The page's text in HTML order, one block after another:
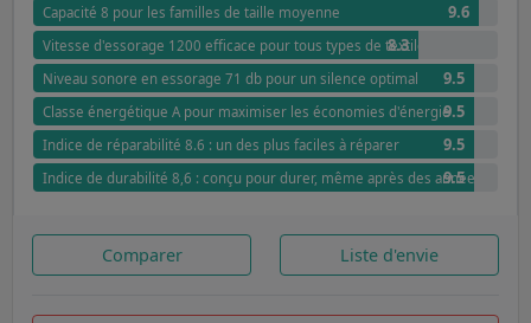
Capacité 8 pour les familles de taille moyenne 9.6
Vitesse d'essorage 1200 efficace pour tous types de textiles
8.3
Niveau sonore en essorage 71 db pour un silence optimal 9.5
Classe énergétique A pour maximiser les économies d'énergie9.5
Indice de réparabilité 8.6 : un des plus faciles à réparer 9.5
Indice de durabilité 8,6 : conçu pour durer, même après des années
9.5
Comparer Liste d'envie